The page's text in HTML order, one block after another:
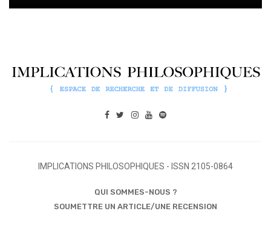
IMPLICATIONS PHILOSOPHIQUES - ISSN 2105-0864
QUI SOMMES-NOUS ?
SOUMETTRE UN ARTICLE/UNE RECENSION